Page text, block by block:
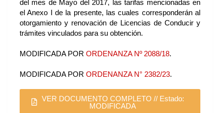
del mes de Mayo del 2017, las tarifas mencionadas en
el Anexo I de la presente, las cuales corresponderán al
otorgamiento y renovación de Licencias de Conducir y
trámites vinculados para su obtención.
MODIFICADA POR ORDENANZA Nº 2088/18.
MODIFICADA POR ORDENANZA N° 2382/23.
VER DOCUMENTO COMPLETO // Estado:
MODIFICADA